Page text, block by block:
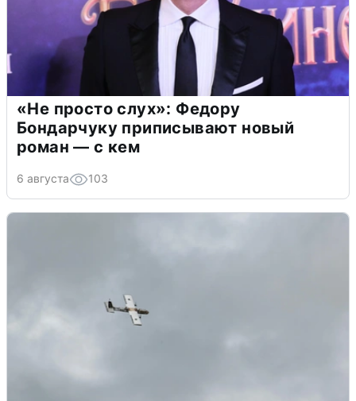
«Не просто слух»: Федору
Бондарчуку приписывают новый
роман — с кем
6 августа 103